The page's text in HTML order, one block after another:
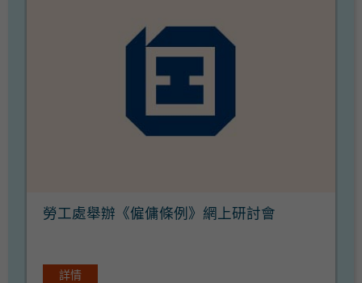
勞工處舉辦《僱傭條例》網上研討會
詳情